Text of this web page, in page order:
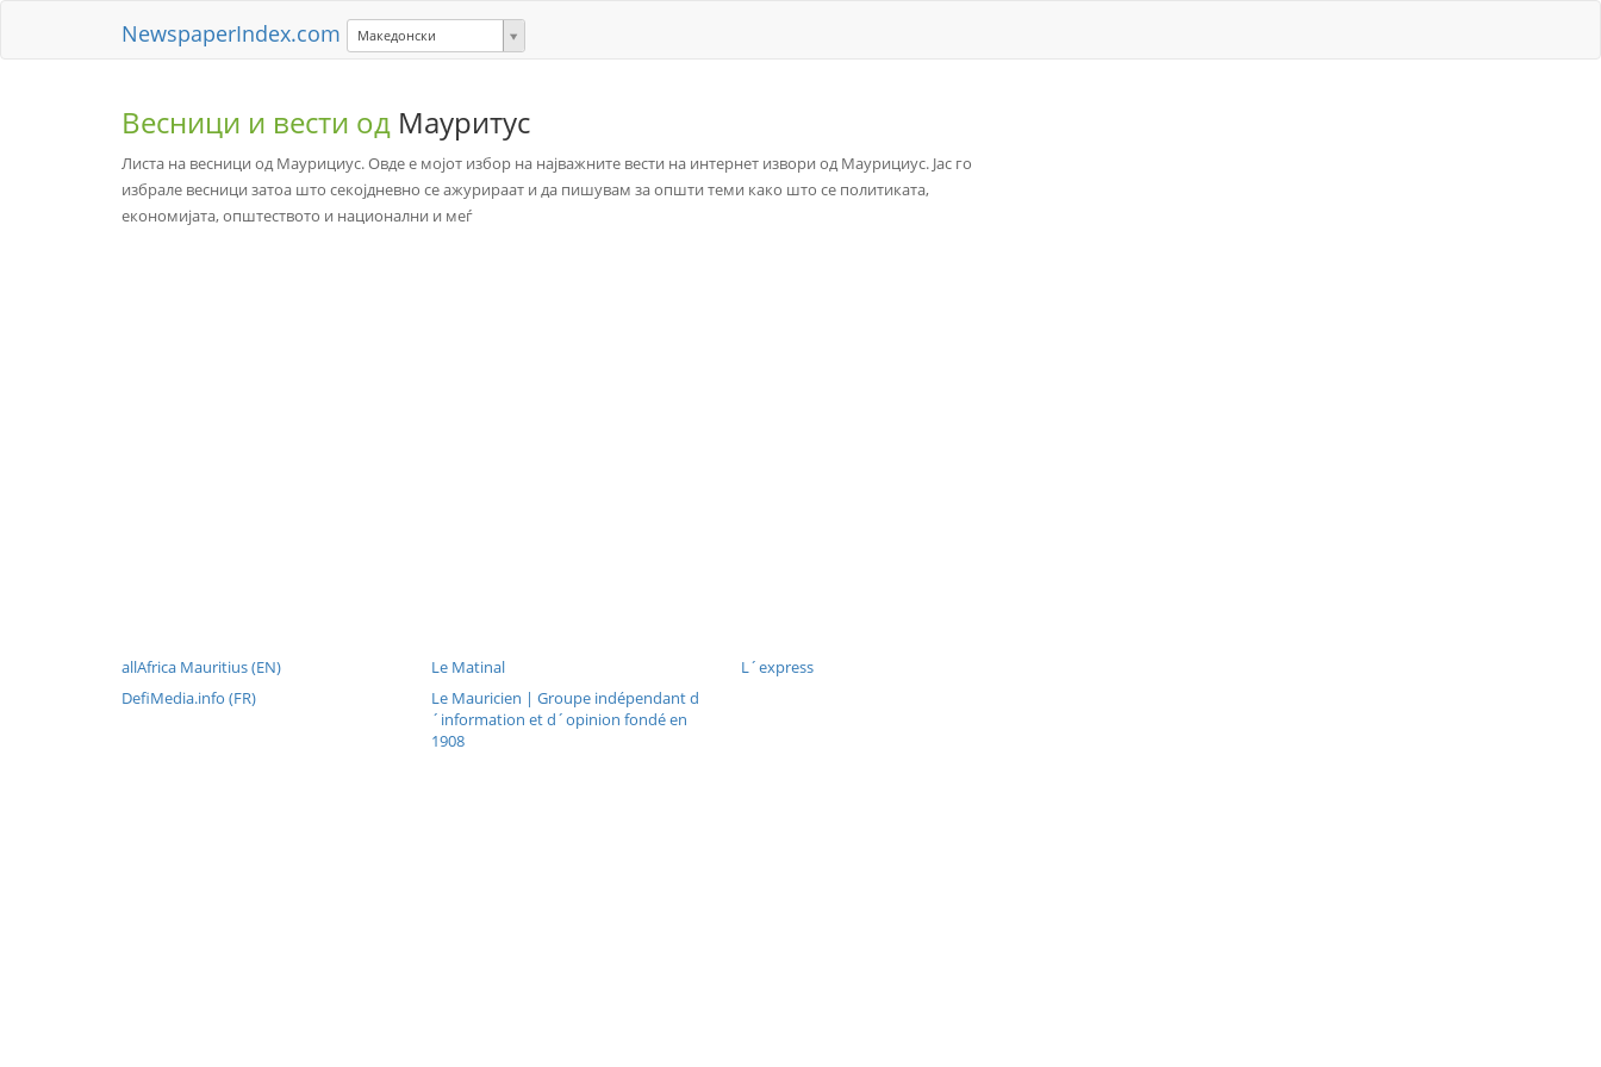
NewspaperIndex.com Македонски
Весници и вести од Мауритус
Листа на весници од Маурициус. Овде е мојот избор на најважните вести на интернет извори од Маурициус. Јас го
избрале весници затоа што секојдневно се ажурираат и да пишувам за општи теми како што се политиката,
економијата, општеството и национални и меѓ
allAfrica Mauritius (EN)
DefiMedia.info (FR)
Le Matinal
Le Mauricien | Groupe indépendant d
´information et d´opinion fondé en
1908
L´express